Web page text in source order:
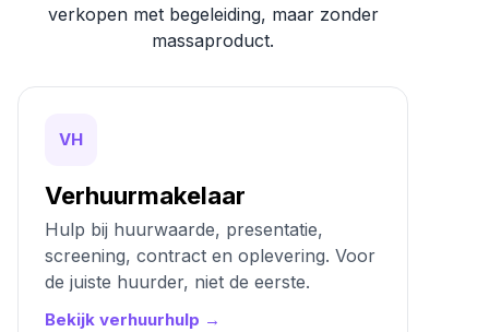
verkopen met begeleiding, maar zonder
massaproduct.
VH
Verhuurmakelaar
Hulp bij huurwaarde, presentatie,
screening, contract en oplevering. Voor
de juiste huurder, niet de eerste.
Bekijk verhuurhulp →